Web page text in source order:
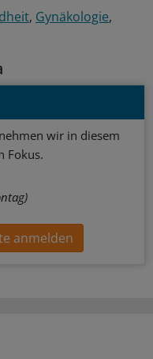
Gynäkologie
wir in diesem
Fokus.
anmelden